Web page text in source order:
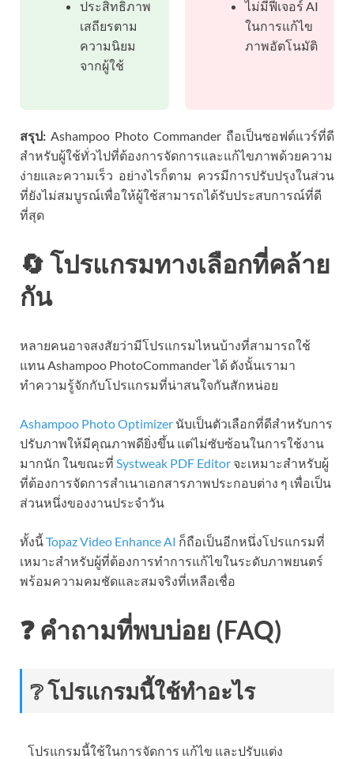
ประสิทธิภาพ
เสถียรตาม
ความนิยม
จากผู้ใช้
ไม่มีฟีเจอร์ AI
ในการแก้ไข
ภาพอัตโนมัติ
สรุป: Ashampoo Photo Commander ถือเป็นซอฟต์แวร์ที่ดี
สำหรับผู้ใช้ทั่วไปที่ต้องการจัดการและแก้ไขภาพด้วยความ
ง่ายและความเร็ว อย่างไรก็ตาม ควรมีการปรับปรุงในส่วน
ที่ยังไม่สมบูรณ์เพื่อให้ผู้ใช้สามารถได้รับประสบการณ์ที่ดี
ที่สุด
🔄 โปรแกรมทางเลือกที่คล้าย
กัน
หลายคนอาจสงสัยว่ามีโปรแกรมไหนบ้างที่สามารถใช้
แทน Ashampoo PhotoCommander ได้ ดังนั้นเรามา
ทำความรู้จักกับโปรแกรมที่น่าสนใจกันสักหน่อย
Ashampoo Photo Optimizer นับเป็นตัวเลือกที่ดีสำหรับการ
ปรับภาพให้มีคุณภาพดียิ่งขึ้น แต่ไม่ซับซ้อนในการใช้งาน
มากนัก ในขณะที่ Systweak PDF Editor จะเหมาะสำหรับผู้
ที่ต้องการจัดการสำเนาเอกสารภาพประกอบต่าง ๆ เพื่อเป็น
ส่วนหนึ่งของงานประจำวัน
ทั้งนี้Topaz Video Enhance AI ก็ถือเป็นอีกหนึ่งโปรแกรมที่
เหมาะสำหรับผู้ที่ต้องการทำการแก้ไขในระดับภาพยนตร์
พร้อมความคมชัดและสมจริงที่เหลือเชื่อ
❓ คำถามที่พบบ่อย (FAQ)
❔ โปรแกรมนี้ใช้ทำอะไร
โปรแกรมนี้ใช้ในการจัดการ แก้ไข และปรับแต่ง